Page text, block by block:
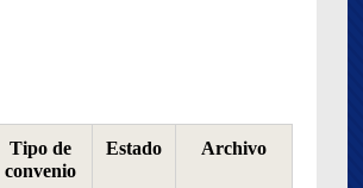
Tipo de
convenio
Estado Archivo